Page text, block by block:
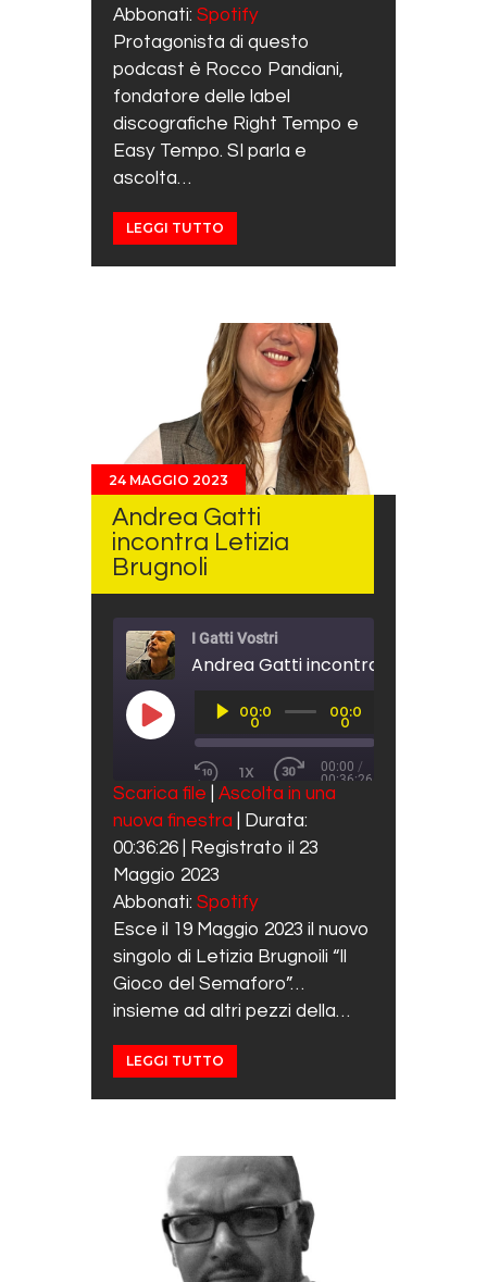
EMBED
Abbonati: Spotify
Protagonista di questo
podcast è Rocco Pandiani,
fondatore delle label
discografiche Right Tempo e
Easy Tempo. SI parla e
ascolta…
LEGGI TUTTO
24 MAGGIO 2023
Andrea Gatti
incontra Letizia
Brugnoli
I Gatti Vostri
Andrea Gatti incontra Letizia
PLAY EPISODE
Audio
Player00:0
0
00:0
0
REWIND 10 SECONDS
1X
FAST FORWARD 30
00:00 /
00:36:26
SUBSCRIBE SHARE
Spotify
RSS FEED
SHARE
LINK
EMBED
Scarica file
Ascolta in una
nuova finestra
Durata:
00:36:26
Registrato il 23
Maggio 2023
Abbonati: Spotify
Esce il 19 Maggio 2023 il nuovo
singolo di Letizia Brugnoili “Il
Gioco del Semaforo”…
insieme ad altri pezzi della…
LEGGI TUTTO